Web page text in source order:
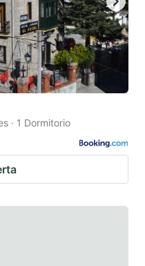
· 1 Dormitorio